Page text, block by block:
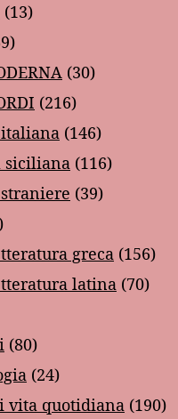
(13)
(30)
(216)
(146)
siciliana (116)
(39)
greca (156)
latina (70)
(80)
(24)
vita quotidiana (190)